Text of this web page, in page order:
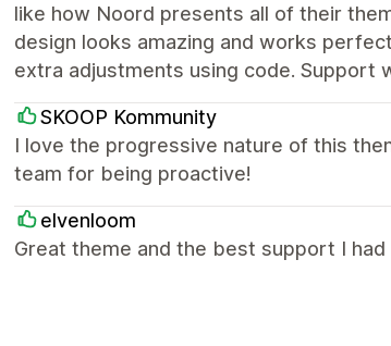
like how Noord presents all of their
design looks amazing and works
extra adjustments using code. Support
SKOOP Kommunity
I love the progressive nature of this
team for being proactive!
elvenloom
Great theme and the best support I had